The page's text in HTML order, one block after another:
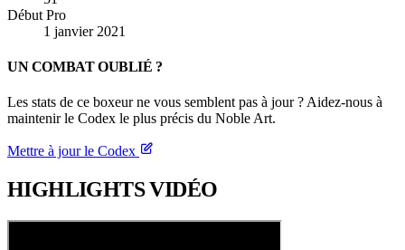
Début Pro
1 janvier 2021
UN COMBAT OUBLIÉ ?
Les stats de ce boxeur ne vous semblent pas à jour ? Aidez-nous à
maintenir le Codex le plus précis du Noble Art.
Mettre à jour le Codex
HIGHLIGHTSVIDÉO